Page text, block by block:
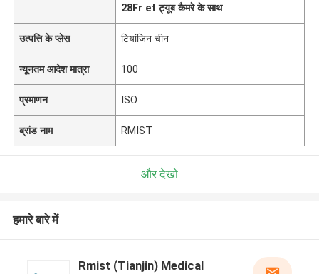
28Fr et ट्यूब कैमरे के साथ
उत्पत्ति के प्लेस टियांजिन चीन
न्यूनतम आदेश मात्रा 100
प्रमाणन ISO
ब्रांड नाम RMIST
और देखो
हमारे बारे में
Rmist (Tianjin) Medical